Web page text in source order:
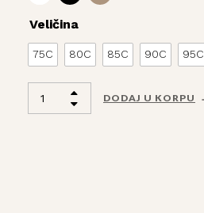
Veličina
75C 80C 85C 90C 95C
DODAJ U KORPU